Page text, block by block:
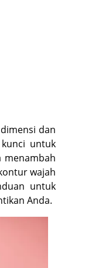
dan
untuk
menambah
wajah
untuk
Anda.